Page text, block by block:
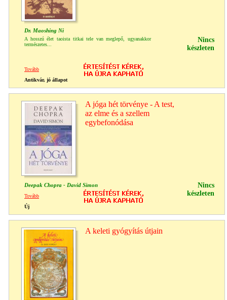
Dr. Maoshing Ni
A hosszú élet taoista titkai tele van meglepő, ugyanakkor
természetes...
Nincs
készleten
Tovább
Antikvár, jó állapot
A jóga hét törvénye - A test,
az elme és a szellem
egybefonódása
Deepak Chopra - David Simon
Nincs
készleten
Tovább
Új
A keleti gyógyítás útjain